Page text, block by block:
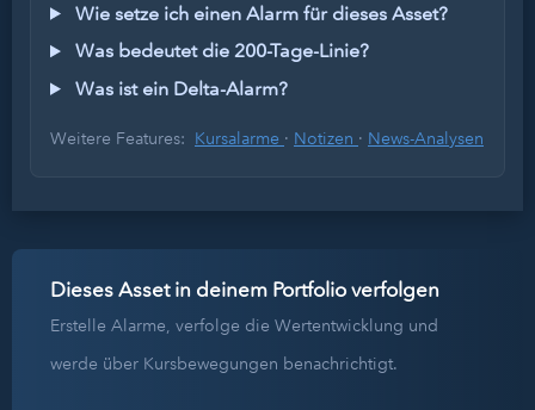
Wie setze ich einen Alarm für dieses Asset?
Was bedeutet die 200-Tage-Linie?
Was ist ein Delta-Alarm?
Weitere Features: Kursalarme · Notizen · News-Analysen
Dieses Asset in deinem Portfolio verfolgen
Erstelle Alarme, verfolge die Wertentwicklung und
werde über Kursbewegungen benachrichtigt.